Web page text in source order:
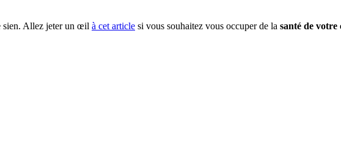
sien. Allez jeter un œil à cet article si vous souhaitez vous occuper de la santé de votre